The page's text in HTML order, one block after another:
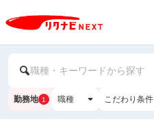
職種・キーワードから探す
勤務地 1 職種 こだわり条件